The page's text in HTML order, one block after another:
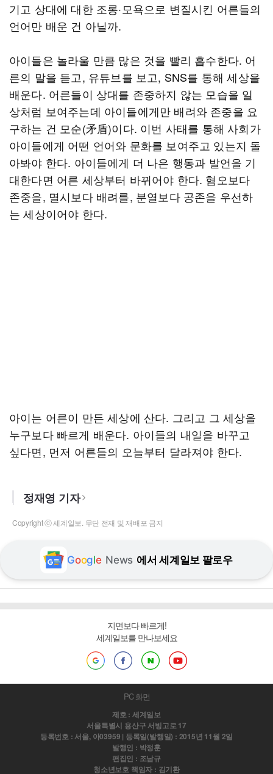
기고 상대에 대한 조롱·모욕으로 변질시킨 어른들의
언어만 배운 건 아닐까.
아이들은 놀라울 만큼 많은 것을 빨리 흡수한다. 어
른의 말을 듣고, 유튜브를 보고, SNS를 통해 세상을
배운다. 어른들이 상대를 존중하지 않는 모습을 일
상처럼 보여주는데 아이들에게만 배려와 존중을 요
구하는 건 모순(矛盾)이다. 이번 사태를 통해 사회가
아이들에게 어떤 언어와 문화를 보여주고 있는지 돌
아봐야 한다. 아이들에게 더 나은 행동과 발언을 기
대한다면 어른 세상부터 바뀌어야 한다. 혐오보다
존중을, 멸시보다 배려를, 분열보다 공존을 우선하
는 세상이어야 한다.
아이는 어른이 만든 세상에 산다. 그리고 그 세상을
누구보다 빠르게 배운다. 아이들의 내일을 바꾸고
싶다면, 먼저 어른들의 오늘부터 달라져야 한다.
정재영 기자
Copyright ⓒ 세계일보. 무단 전재 및 재배포 금지
Google News 에서 세계일보 팔로우
지면보다 빠르게!
세계일보를 만나보세요
PC 화면
제호 : 세계일보
서울특별시 용산구 서빙고로 17
등록번호 : 서울, 아03959 | 등록일(발행일) : 2015년 11월 2일
발행인 : 박정훈
편집인 : 조남규
청소년보호 책임자 : 김기환